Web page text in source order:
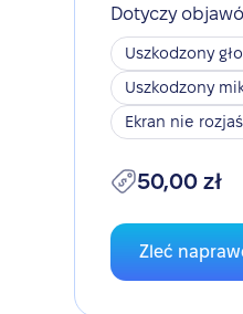
Dotyczy
Uszkodzony
Uszkodzony
Ekran nie
50,00 zł
Zleć